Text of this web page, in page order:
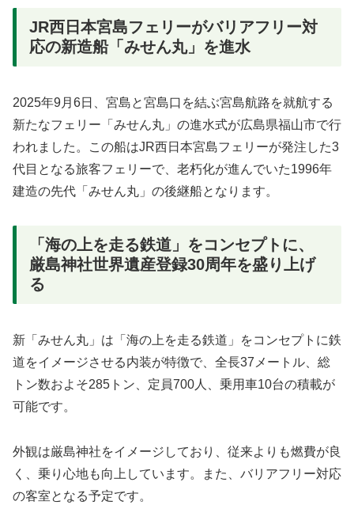
JR西日本宮島フェリーがバリアフリー対
応の新造船「みせん丸」を進水
2025年9月6日、宮島と宮島口を結ぶ宮島航路を就航する
新たなフェリー「みせん丸」の進水式が広島県福山市で行
われました。この船はJR西日本宮島フェリーが発注した3
代目となる旅客フェリーで、老朽化が進んでいた1996年
建造の先代「みせん丸」の後継船となります。
「海の上を走る鉄道」をコンセプトに、
厳島神社世界遺産登録30周年を盛り上げ
る
新「みせん丸」は「海の上を走る鉄道」をコンセプトに鉄
道をイメージさせる内装が特徴で、全長37メートル、総
トン数およそ285トン、定員700人、乗用車10台の積載が
可能です。
外観は厳島神社をイメージしており、従来よりも燃費が良
く、乗り心地も向上しています。また、バリアフリー対応
の客室となる予定です。